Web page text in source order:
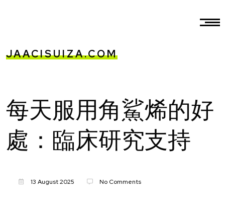
JAACISUIZA.COM
每天服用角鯊烯的好
處：臨床研究支持
13 August 2025 No Comments